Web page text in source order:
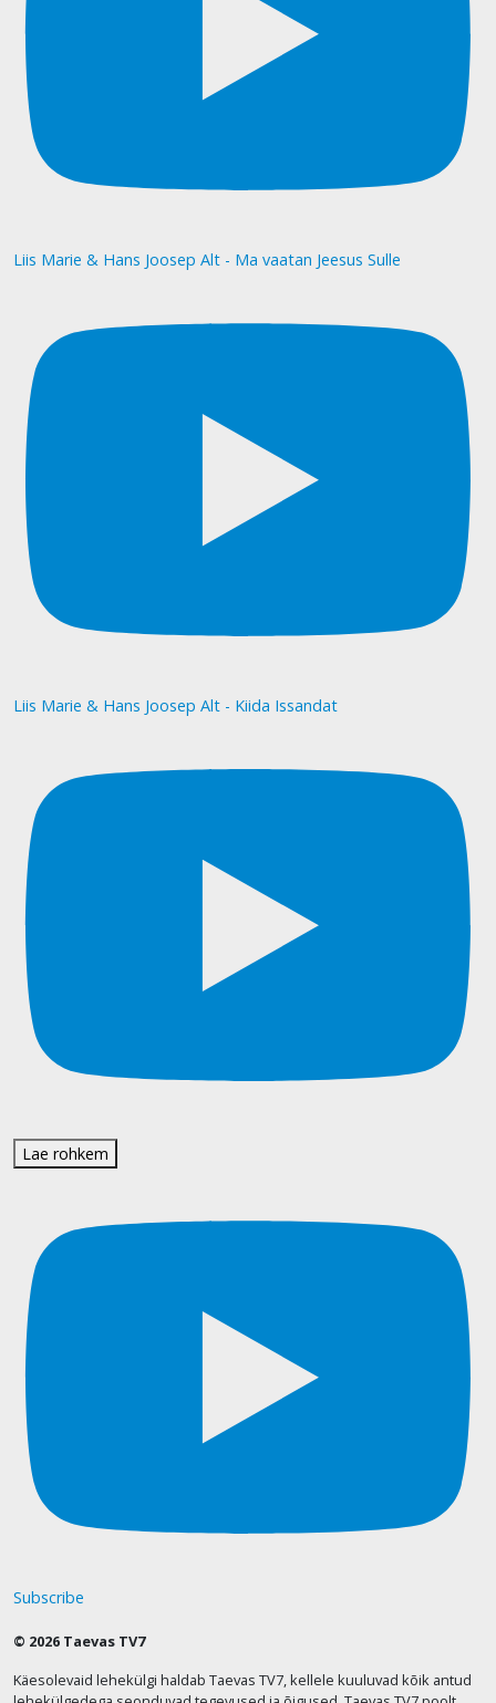
Liis Marie & Hans Joosep Alt - Ma vaatan Jeesus Sulle
Liis Marie & Hans Joosep Alt - Kiida Issandat
Lae rohkem
Subscribe
© 2026 Taevas TV7
Käesolevaid lehekülgi haldab Taevas TV7, kellele kuuluvad kõik antud